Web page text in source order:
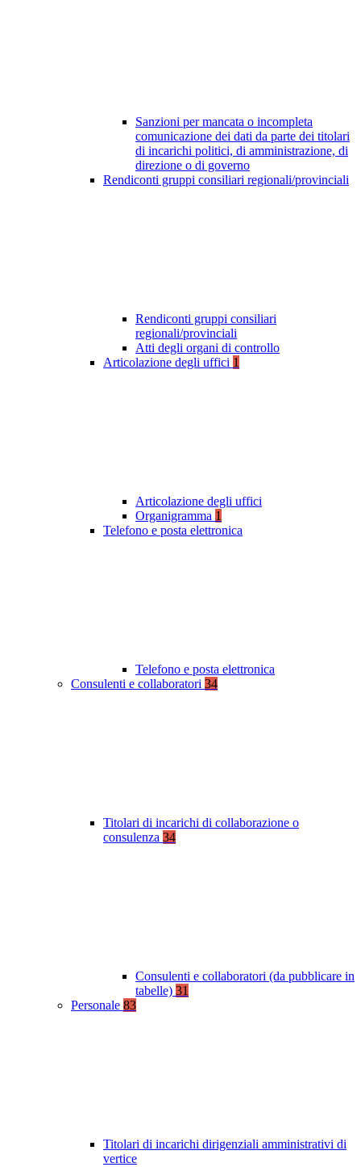
Sanzioni per mancata o incompleta
comunicazione dei dati da parte dei titolari
di incarichi politici, di amministrazione, di
direzione o di governo
Rendiconti gruppi consiliari regionali/provinciali
Rendiconti gruppi consiliari
regionali/provinciali
Atti degli organi di controllo
Articolazione degli uffici 1
Articolazione degli uffici
Organigramma 1
Telefono e posta elettronica
Telefono e posta elettronica
Consulenti e collaboratori 34
Titolari di incarichi di collaborazione o
consulenza 34
Consulenti e collaboratori (da pubblicare in
tabelle) 31
Personale 83
Titolari di incarichi dirigenziali amministrativi di
vertice